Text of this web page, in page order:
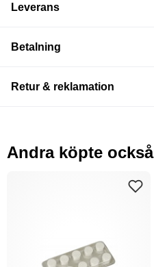
Leverans
Betalning
Retur & reklamation
Andra köpte också